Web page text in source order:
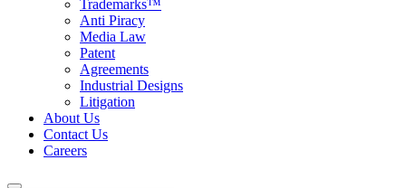
Trademarks™
Anti Piracy
Media Law
Patent
Agreements
Industrial Designs
Litigation
About Us
Contact Us
Careers